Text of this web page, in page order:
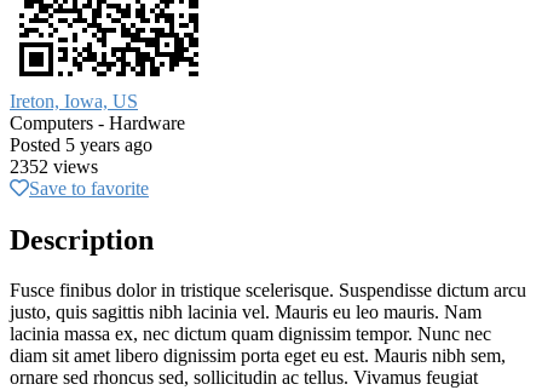
Ireton, Iowa, US
Computers - Hardware
Posted 5 years ago
2352 views
Save to favorite
Description
Fusce finibus dolor in tristique scelerisque. Suspendisse dictum arcu
justo, quis sagittis nibh lacinia vel. Mauris eu leo mauris. Nam
lacinia massa ex, nec dictum quam dignissim tempor. Nunc nec
diam sit amet libero dignissim porta eget eu est. Mauris nibh sem,
ornare sed rhoncus sed, sollicitudin ac tellus. Vivamus feugiat